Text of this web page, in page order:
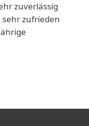
zuverlässig
sehr zufrieden